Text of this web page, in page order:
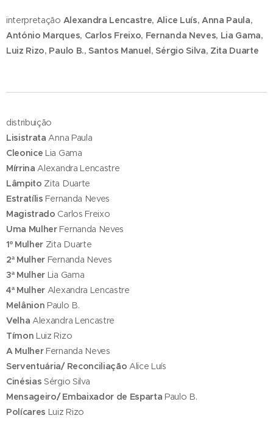
interpretação Alexandra Lencastre, Alice Luís, Anna Paula,
António Marques, Carlos Freixo, Fernanda Neves, Lia Gama,
Luiz Rizo, Paulo B., Santos Manuel, Sérgio Silva, Zita Duarte
distribuição
LisistrataAnna Paula
Cleonice Lia Gama
MírrinaAlexandra Lencastre
Lâmpito Zita Duarte
Estratílis Fernanda Neves
Magistrado Carlos Freixo
Uma MulherFernanda Neves
1º Mulher Zita Duarte
2ª Mulher Fernanda Neves
3ª Mulher Lia Gama
4ª Mulher Alexandra Lencastre
Melânion Paulo B.
Velha Alexandra Lencastre
Tímon Luiz Rizo
A MulherFernanda Neves
Serventuária/ ReconciliaçãoAlice Luís
CinésiasSérgio Silva
Mensageiro/ Embaixador de Esparta Paulo B.
Polícares Luiz Rizo